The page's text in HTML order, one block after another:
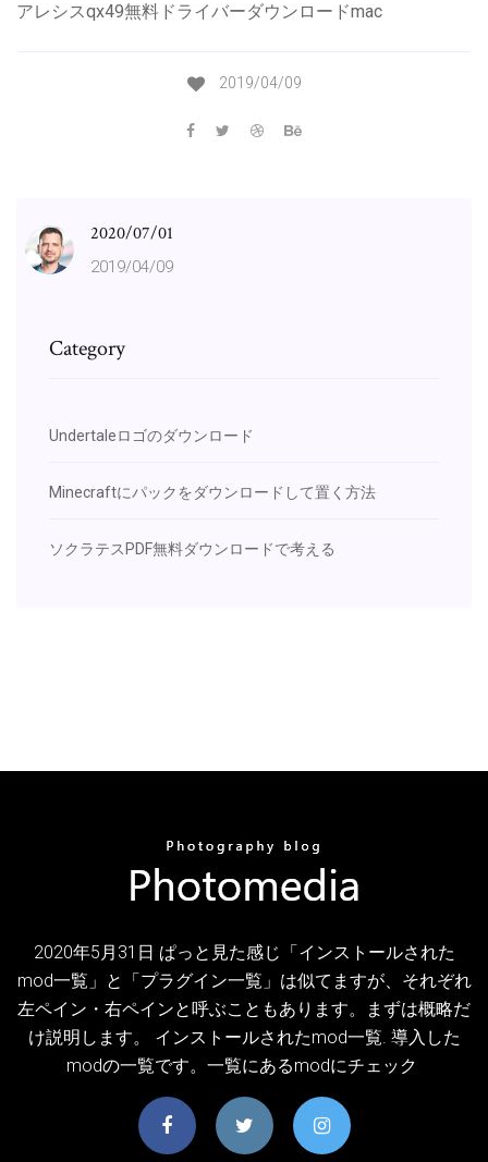
アレシスqx49無料ドライバーダウンロードmac
2019/04/09
2020/07/01
2019/04/09
Category
Undertaleロゴのダウンロード
Minecraftにパックをダウンロードして置く方法
ソクラテスPDF無料ダウンロードで考える
2020年5月31日 ぱっと見た感じ「インストールされた
mod一覧」と「プラグイン一覧」は似てますが、それぞれ
左ペイン・右ペインと呼ぶこともあります。まずは概略だ
け説明します。 インストールされたmod一覧. 導入した
modの一覧です。一覧にあるmodにチェック